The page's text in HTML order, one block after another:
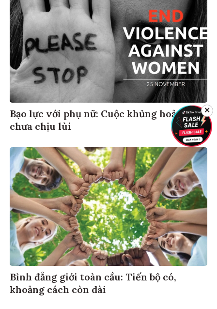
Bạo lực với phụ nữ: Cuộc khủng hoảng
chưa chịu lùi
Bình đẳng giới toàn cầu: Tiến bộ có,
khoảng cách còn dài
✕